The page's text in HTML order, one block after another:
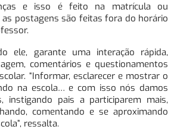
e isso é feito na matrícula ou
postagens são feitas fora do horário
ele, garante uma interação rápida,
comentários e questionamentos
“Informar, esclarecer e mostrar o
na escola… e com isso nós damos
instigando pais a participarem mais,
comentando e se aproximando
ressalta.